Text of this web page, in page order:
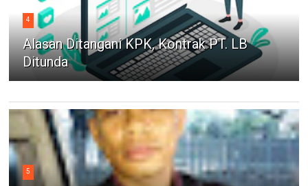
4
Alasan Ditangani KPK, Kontrak PT. LB
Ditunda
5